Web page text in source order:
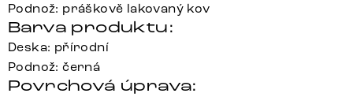
Podnož: práškově lakovaný kov
Barva produktu:
Deska: přírodní
Podnož: černá
Povrchová úprava: